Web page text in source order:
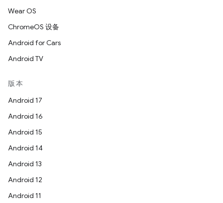
Wear OS
ChromeOS 设备
Android for Cars
Android TV
版本
Android 17
Android 16
Android 15
Android 14
Android 13
Android 12
Android 11